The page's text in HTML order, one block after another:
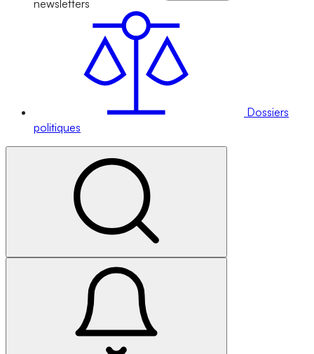
newsletters
Dossiers
politiques